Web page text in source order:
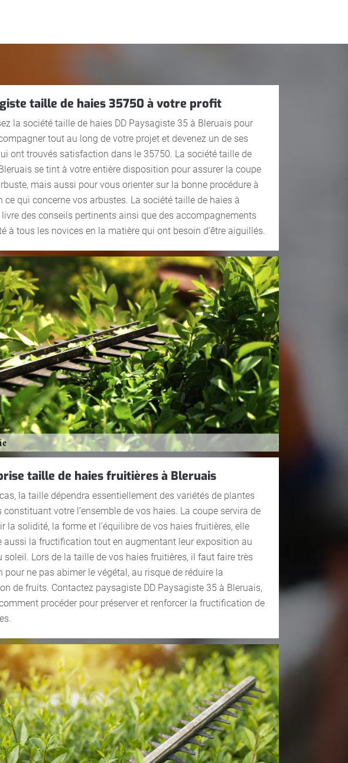
taille de haies 35750 à votre profit
la société taille de haies DD Paysagiste 35 à Bleruais pour
tout au long de votre projet et devenez un de ses
ont trouvés satisfaction dans le 35750. La société taille de
se tint à votre entière disposition pour assurer la coupe
mais aussi pour vous orienter sur la bonne procédure à
ce qui concerne vos arbustes. La société taille de haies à
livre des conseils pertinents ainsi que des accompagnements
à tous les novices en la matière qui ont besoin d’être aiguillés.
taille de haies fruitières à Bleruais
la taille dépendra essentiellement des variétés de plantes
constituant votre l’ensemble de vos haies. La coupe servira de
la solidité, la forme et l’équilibre de vos haies fruitières, elle
aussi la fructification tout en augmentant leur exposition au
soleil. Lors de la taille de vos haies fruitières, il faut faire très
pour ne pas abimer le végétal, au risque de réduire la
de fruits. Contactez paysagiste DD Paysagiste 35 à Bleruais,
procéder pour préserver et renforcer la fructification de